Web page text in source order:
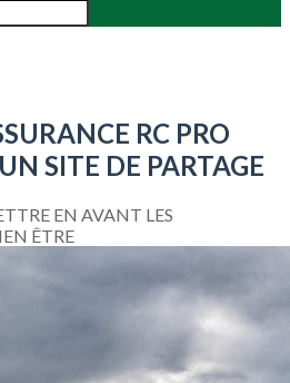
RC PRO
SITE DE PARTAGE
EN AVANT LES
ÊTRE